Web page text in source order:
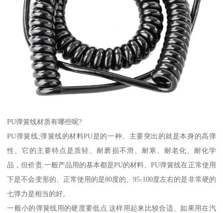
PU弹簧线材质有哪些呢?
PU弹簧线;弹簧线的材料PU是的一种、主要突出的就是本身的高弹
性、它的主要特点是质轻、耐磨损不滑、耐寒、耐老化、耐化学
品，但价贵.一般产品用的基本都是PU的材料、PU弹簧线在正常使用
下是不会变形的、正常使用的是80度的、95-100度左右的是非常硬的
七弹力是相当的好。
一般小的弹簧线用的硬度要低点.这样用起来比较合适、如果用在汽